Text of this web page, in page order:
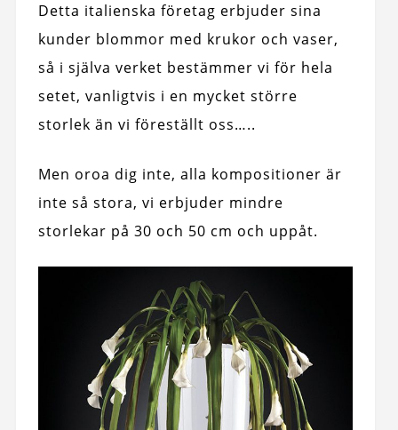
Detta italienska företag erbjuder sina
kunder blommor med krukor och vaser,
så i själva verket bestämmer vi för hela
setet, vanligtvis i en mycket större
storlek än vi föreställt oss…..
Men oroa dig inte, alla kompositioner är
inte så stora, vi erbjuder mindre
storlekar på 30 och 50 cm och uppåt.